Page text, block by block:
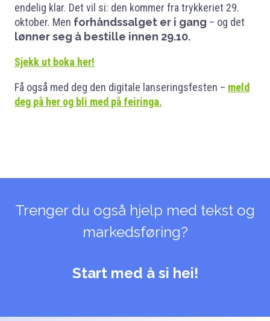
endelig klar. Det vil si: den kommer fra trykkeriet 29.
oktober. Men forhåndssalget er i gang – og det
lønner seg å bestille innen 29.10.
Sjekk ut boka her!
Få også med deg den digitale lanseringsfesten – meld
deg på her og bli med på feiringa.
Trenger du også hjelp med tekst og
markedsføring?
Start med å si hei!